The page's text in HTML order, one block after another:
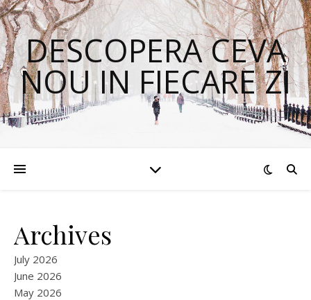
DESCOPERA CEVA
NOU IN FIECARE ZI
Archives
July 2026
June 2026
May 2026